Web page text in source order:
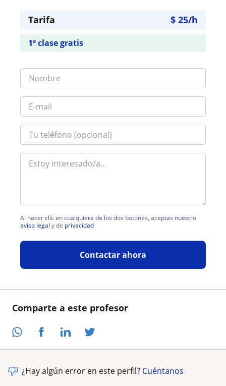
Comparte a este profesor
Tarifa $ 25/h
1ª clase gratis
Al hacer clic en cualquiera de los dos botones, aceptas nuestro
aviso legal y de privacidad
Contactar ahora
¿Hay algún error en este perfil? Cuéntanos